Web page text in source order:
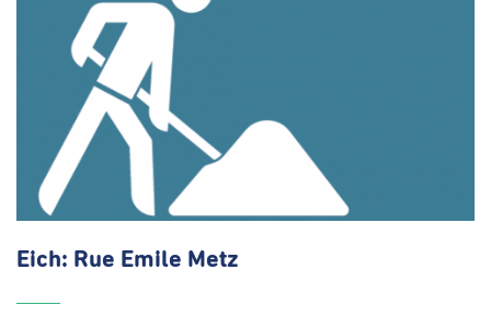
Eich: Rue Emile Metz